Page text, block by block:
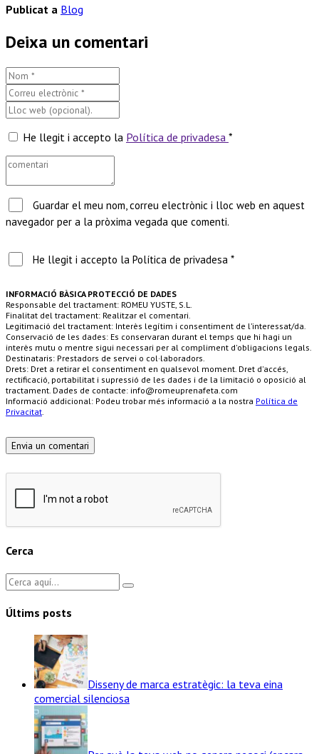
Publicat a Blog
Deixa un comentari
He llegit i accepto la Política de privadesa *
Guardar el meu nom, correu electrònic i lloc web en aquest
navegador per a la pròxima vegada que comenti.
He llegit i accepto la Política de privadesa *
INFORMACIÓ BÀSICA PROTECCIÓ DE DADES
Responsable del tractament: ROMEU YUSTE, S.L.
Finalitat del tractament: Realitzar el comentari.
Legitimació del tractament: Interès legítim i consentiment de l’interessat/da.
Conservació de les dades: Es conservaran durant el temps que hi hagi un
interès mutu o mentre sigui necessari per al compliment d'obligacions legals.
Destinataris: Prestadors de servei o col·laboradors.
Drets: Dret a retirar el consentiment en qualsevol moment. Dret d'accés,
rectificació, portabilitat i supressió de les dades i de la limitació o oposició al
tractament. Dades de contacte: info@romeuprenafeta.com
Informació addicional: Podeu trobar més informació a la nostra Política de
Privacitat
Cerca
Últims posts
Disseny de marca estratègic: la teva eina
comercial silenciosa